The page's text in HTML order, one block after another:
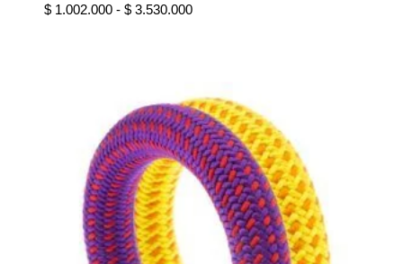
$1.002.000 - $3.530.000Rango
hasta
$ 3.530.000